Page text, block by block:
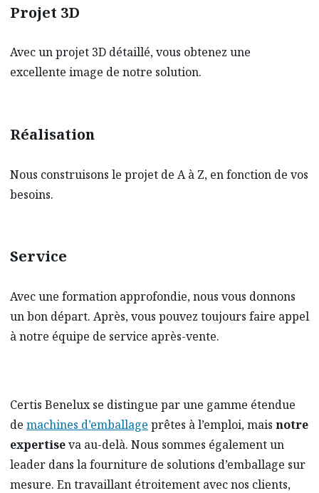
Projet 3D
Avec un projet 3D détaillé, vous obtenez une
excellente image de notre solution.
Réalisation
Nous construisons le projet de A à Z, en fonction de vos
besoins.
Service
Avec une formation approfondie, nous vous donnons
un bon départ. Après, vous pouvez toujours faire appel
à notre équipe de service après-vente.
Certis Benelux se distingue par une gamme étendue
de machines d’emballage prêtes à l’emploi, mais notre
expertiseva au-delà. Nous sommes également un
leader dans la fourniture de solutions d’emballage sur
mesure. En travaillant étroitement avec nos clients,